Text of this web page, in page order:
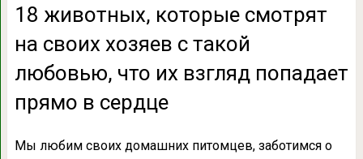
18 животных, которые смотрят
на своих хозяев с такой
любовью, что их взгляд попадает
прямо в сердце
Мы любим своих домашних питомцев, заботимся о